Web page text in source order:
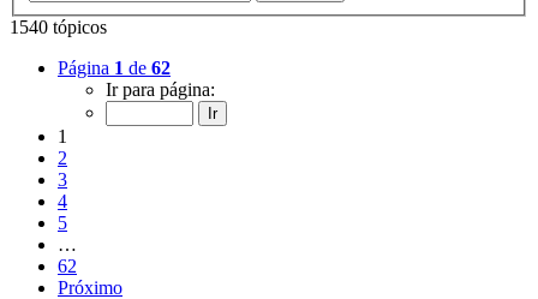
1540 tópicos
Página 1 de 62
Ir para página:
1
2
3
4
5
…
62
Próximo